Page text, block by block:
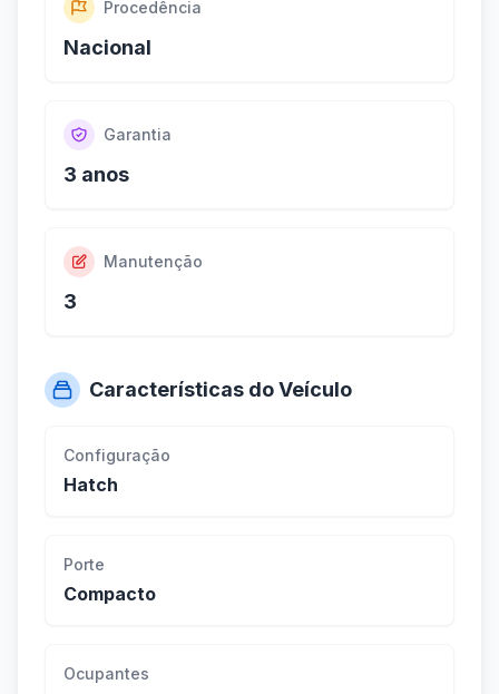
Procedência
Nacional
Garantia
3 anos
Manutenção
3
Características do Veículo
Configuração
Hatch
Porte
Compacto
Ocupantes